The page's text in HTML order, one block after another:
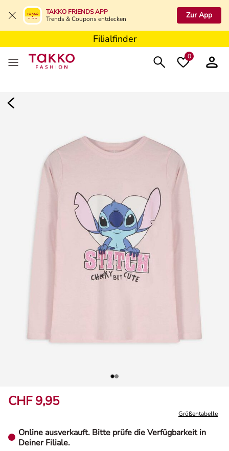
TAKKO FRIENDS APP
Trends & Coupons entdecken
Zur App
Filialfinder
Filialfinder
0
CHF 9,95
Größentabelle
Online ausverkauft. Bitte prüfe die Verfügbarkeit in
Deiner Filiale.